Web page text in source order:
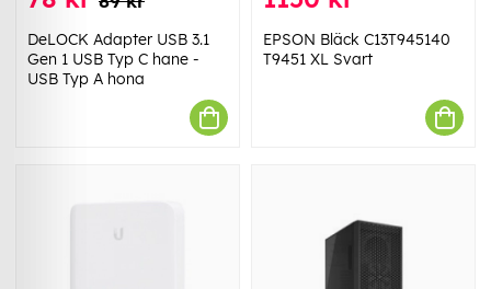
DeLOCK Adapter USB 3.1
Gen 1 USB Typ C hane -
USB Typ A hona
EPSON Bläck C13T945140
T9451 XL Svart